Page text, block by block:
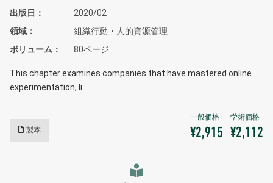
出版日
2020/02
領域
組織行動・人的資源管理
ボリューム
80ページ
This chapter examines companies that have mastered online
experimentation, li…
製本 ¥2,915 ¥2,112